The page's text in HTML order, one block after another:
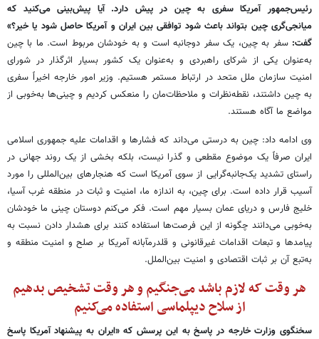
رئیس‌جمهور آمریکا سفری به چین در پیش دارد. آیا پیش‌بینی می‌کنید که
میانجی‌گری چین بتواند باعث شود توافقی بین ایران و آمریکا حاصل شود یا خیر؟»
گفت:سفر به چین، یک سفر دوجانبه است و به خودشان مربوط است. ما با چین
به‌عنوان یکی از شرکای راهبردی و به‌عنوان یک کشور بسیار اثرگذار در شورای
امنیت سازمان ملل متحد در ارتباط مستمر هستیم. وزیر امور خارجه اخیراً سفری
به چین داشتند، نقطه‌نظرات و ملاحظات‌مان را منعکس کردیم و چینی‌ها به‌خوبی از
مواضع ما آگاه هستند.
وی ادامه داد: چین به درستی می‌داند که فشارها و اقدامات علیه جمهوری اسلامی
ایران صرفاً یک موضوع مقطعی و گذرا نیست، بلکه بخشی از یک روند جهانی در
راستای تشدید یک‌جانبه‌گرایی از سوی آمریکا است که هنجارهای بین‌المللی را مورد
آسیب قرار داده است. برای چین، به اندازه ما، امنیت و ثبات در منطقه غرب آسیا،
خلیج فارس و دریای عمان بسیار مهم است. فکر می‌کنم دوستان چینی ما خودشان
به‌خوبی می‌دانند چگونه از این فرصت‌ها استفاده کنند برای هشدار دادن نسبت به
پیامدها و تبعات اقدامات غیرقانونی و قلدرمآبانه آمریکا بر صلح و امنیت منطقه و
به‌تبع آن بر ثبات اقتصادی و امنیت بین‌الملل.
هر وقت که لازم باشد می‌جنگیم و هر وقت تشخیص بدهیم
از سلاح دیپلماسی استفاده می‌کنیم
سخنگوی وزارت خارجه در پاسخ به این پرسش که «ایران به پیشنهاد آمریکا پاسخ